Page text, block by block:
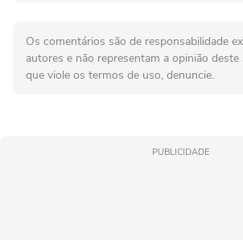
Os comentários são de responsabilidade
autores e não representam a opinião deste
que viole os termos de uso, denuncie.
PUBLICIDADE